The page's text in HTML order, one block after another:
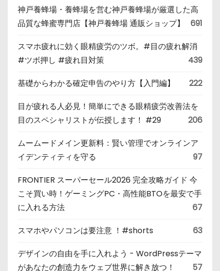
神戸養蜂場・養蜂場を営む神戸養蜂場が厳選した高
品質な蜂蜜専門店【神戸養蜂場 通販ショップ】
691
スマホ疲れに効く眼精疲労のツボ。#目の疲れ解消
#ツボ押し #疲れ目対策
439
基礎からわかる確定申告のやり方【入門編】 222
目が疲れる人必見！簡単にできる眼精疲労改善法を
目のスペシャリストが伝授します！ #29
206
ムームードメイン更新料：賢い管理でオンラインア
イデンティティを守る
97
FRONTIER スーパーセール2026 完全攻略ガイド 今
こそ買い時！ゲーミングPC・高性能BTOを最安で手
に入れる方法
67
スマホやパソコンは要注意 ！#shorts 63
デザインの自由を手に入れよう - WordPressテーマ
があなたの創造力をウェブ世界に解き放つ！
57